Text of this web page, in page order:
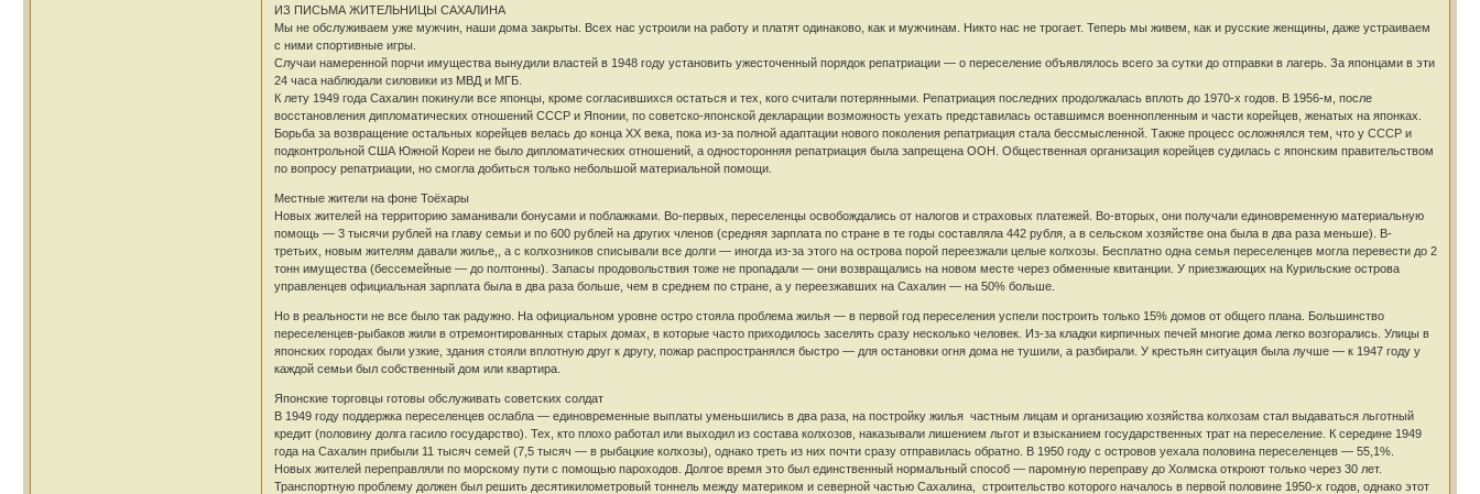
ИЗ ПИСЬМА ЖИТЕЛЬНИЦЫ САХАЛИНА
Мы не обслуживаем уже мужчин, наши дома закрыты. Всех нас устроили на работу и платят одинаково, как и мужчинам. Никто нас не трогает. Теперь мы живем, как и русские женщины, даже устраиваем
с ними спортивные игры.
Случаи намеренной порчи имущества вынудили властей в 1948 году установить ужесточенный порядок репатриации — о переселение объявлялось всего за сутки до отправки в лагерь. За японцами в эти
24 часа наблюдали силовики из МВД и МГБ.
К лету 1949 года Сахалин покинули все японцы, кроме согласившихся остаться и тех, кого считали потерянными. Репатриация последних продолжалась вплоть до 1970-х годов. В 1956-м, после
восстановления дипломатических отношений СССР и Японии, по советско-японской декларации возможность уехать представилась оставшимся военнопленным и части корейцев, женатых на японках.
Борьба за возвращение остальных корейцев велась до конца XX века, пока из-за полной адаптации нового поколения репатриация стала бессмысленной. Также процесс осложнялся тем, что у СССР и
подконтрольной США Южной Кореи не было дипломатических отношений, а односторонняя репатриация была запрещена ООН. Общественная организация корейцев судилась с японским правительством
по вопросу репатриации, но смогла добиться только небольшой материальной помощи.
Местные жители на фоне Тоёхары
Новых жителей на территорию заманивали бонусами и поблажками. Во-первых, переселенцы освобождались от налогов и страховых платежей. Во-вторых, они получали единовременную материальную
помощь — 3 тысячи рублей на главу семьи и по 600 рублей на других членов (средняя зарплата по стране в те годы составляла 442 рубля, а в сельском хозяйстве она была в два раза меньше). В-
третьих, новым жителям давали жилье,, а с колхозников списывали все долги — иногда из-за этого на острова порой переезжали целые колхозы. Бесплатно одна семья переселенцев могла перевести до 2
тонн имущества (бессемейные — до полтонны). Запасы продовольствия тоже не пропадали — они возвращались на новом месте через обменные квитанции. У приезжающих на Курильские острова
управленцев официальная зарплата была в два раза больше, чем в среднем по стране, а у переезжавших на Сахалин — на 50% больше.
Но в реальности не все было так радужно. На официальном уровне остро стояла проблема жилья — в первой год переселения успели построить только 15% домов от общего плана. Большинство
переселенцев-рыбаков жили в отремонтированных старых домах, в которые часто приходилось заселять сразу несколько человек. Из-за кладки кирпичных печей многие дома легко возгорались. Улицы в
японских городах были узкие, здания стояли вплотную друг к другу, пожар распространялся быстро — для остановки огня дома не тушили, а разбирали. У крестьян ситуация была лучше — к 1947 году у
каждой семьи был собственный дом или квартира.
Японские торговцы готовы обслуживать советских солдат
В 1949 году поддержка переселенцев ослабла — единовременные выплаты уменьшились в два раза, на постройку жилья частным лицам и организацию хозяйства колхозам стал выдаваться льготный
кредит (половину долга гасило государство). Тех, кто плохо работал или выходил из состава колхозов, наказывали лишением льгот и взысканием государственных трат на переселение. К середине 1949
года на Сахалин прибыли 11 тысяч семей (7,5 тысяч — в рыбацкие колхозы), однако треть из них почти сразу отправилась обратно. В 1950 году с островов уехала половина переселенцев — 55,1%.
Новых жителей переправляли по морскому пути с помощью пароходов. Долгое время это был единственный нормальный способ — паромную переправу до Холмска откроют только через 30 лет.
Транспортную проблему должен был решить десятикилометровый тоннель между материком и северной частью Сахалина, строительство которого началось в первой половине 1950-х годов, однако этот